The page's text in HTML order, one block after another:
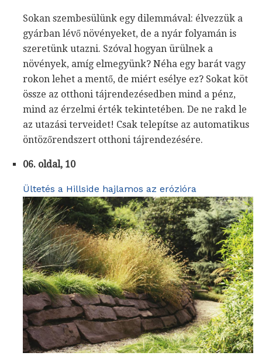
Sokan szembesülünk egy dilemmával: élvezzük a
gyárban lévő növényeket, de a nyár folyamán is
szeretünk utazni. Szóval hogyan ürülnek a
növények, amíg elmegyünk? Néha egy barát vagy
rokon lehet a mentő, de miért esélye ez? Sokat köt
össze az otthoni tájrendezésedben mind a pénz,
mind az érzelmi érték tekintetében. De ne rakd le
az utazási terveidet! Csak telepítse az automatikus
öntözőrendszert otthoni tájrendezésére.
06. oldal, 10
Ültetés a Hillside hajlamos az erózióra